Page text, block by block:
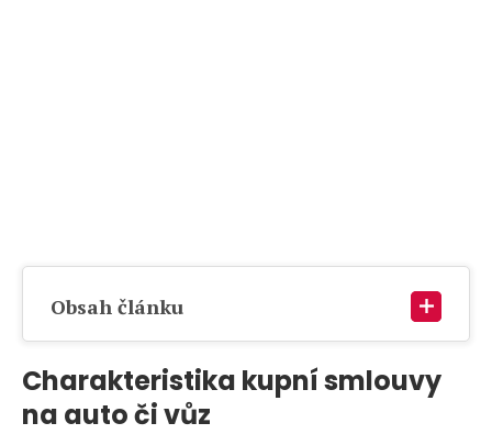
Obsah článku
Charakteristika kupní smlouvy
na auto či vůz